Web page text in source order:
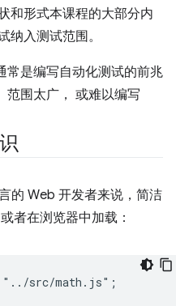
和形式本课程的大部分内
纳入测试范围。
常是编写自动化测试的前兆
范围太广， 或难以编写
的 Web 开发者来说，简洁
者在浏览器中加载：
" .. /src/math . js" ;